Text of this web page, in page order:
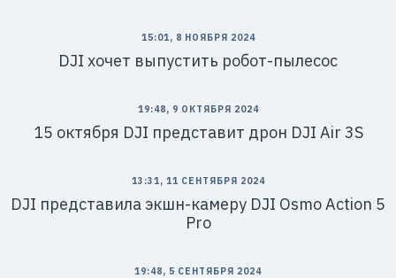
15:01, 8 НОЯБРЯ 2024
DJI хочет выпустить робот-пылесос
19:48, 9 ОКТЯБРЯ 2024
15 октября DJI представит дрон DJI Air 3S
13:31, 11 СЕНТЯБРЯ 2024
DJI представила экшн-камеру DJI Osmo Action 5
Pro
19:48, 5 СЕНТЯБРЯ 2024